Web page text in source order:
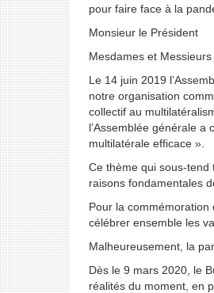
pour faire face à la
Monsieur le Président
Mesdames et
Le 14 juin 2019
notre organisation
collectif au
l’Assemblée générale
multilatérale efficace ».
Ce thème qui sous-tend
raisons fondamentales
Pour la
célébrer ensemble les
Malheureusement, la
Dès le 9 mars 2020, le
réalités du moment, en